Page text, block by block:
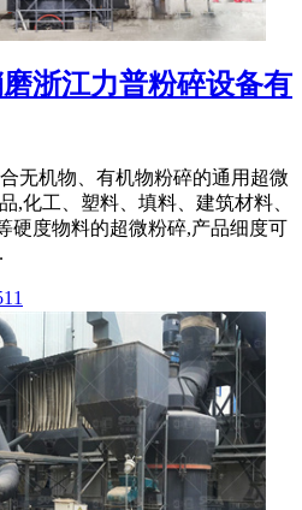
浙江力普粉碎设备有
无机物、有机物粉碎的通用超微
,化工、塑料、填料、建筑材料、
硬度物料的超微粉碎,产品细度可